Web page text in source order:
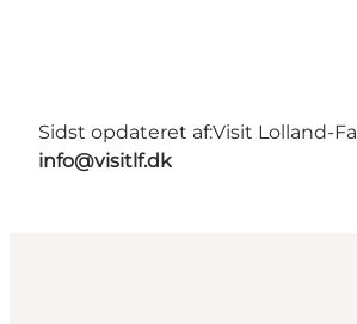
Sidst opdateret af:Visit Lolland-
info@visitlf.dk